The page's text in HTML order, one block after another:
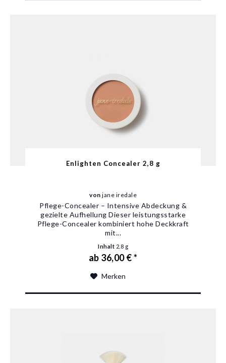
Enlighten Concealer 2,8 g
vonjane iredale
Pflege-Concealer – Intensive Abdeckung &
gezielte Aufhellung Dieser leistungsstarke
Pflege-Concealer kombiniert hohe Deckkraft
mit...
Inhalt 2.8 g
ab 36,00 € *
Merken